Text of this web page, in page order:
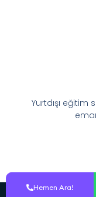
Hemen Ara!
Hemen Ara!
Yurtdışı